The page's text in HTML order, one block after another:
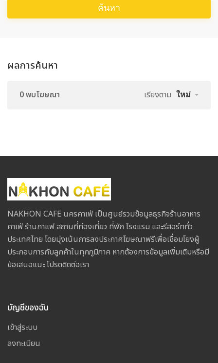
ค้นหา
ผลการค้นหา
0 พบโฆษณา เรียงตาม ใหม่
NAKHON CAFE นครคาเฟ่ เป็นศูนย์รวมข้อมูลธุรกิจร้านอาหาร
คาเฟ่ ร้านกาแฟ สถานที่ท่องเที่ยว ที่พัก โรงแรม และรีสอร์ททั่ว
ประเทศไทย โดยมุ่งเน้นการลงประกาศโฆษณาฟรีเพื่อเชื่อมโยงผู้
ประกอบการกับลูกค้าในทุกภูมิภาค หากต้องการข้อมูลเพิ่มเติมหรือมี
ข้อเสนอแนะ โปรดติดต่อเรา
บัญชีของฉัน
เข้าสู่ระบบ
ลงทะเบียน